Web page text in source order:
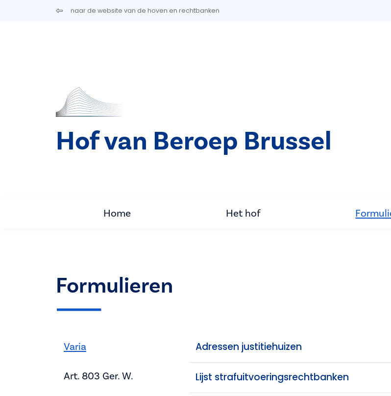
Overslaan en naar de inhoud gaannaar de website van de hoven en rechtbanken
Hof van Beroep Brussel
Home Het hof
Formulieren
Varia
Art. 803 Ger. W.
Adressen justitiehuizen
Lijst strafuitvoeringsrechtbanken